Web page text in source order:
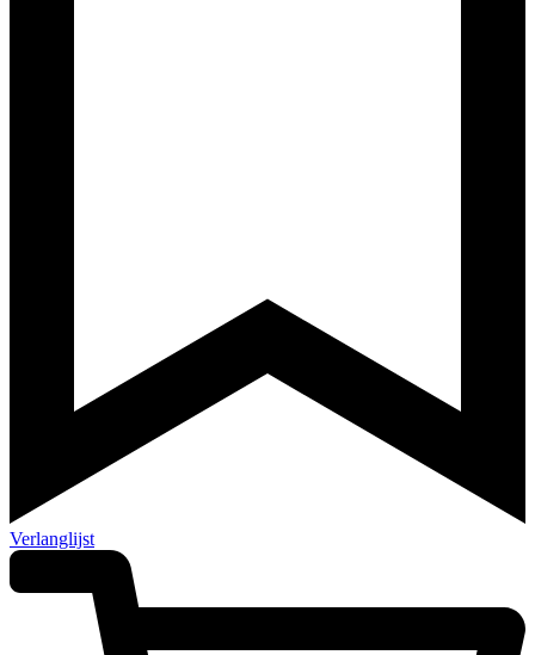
Verlanglijst